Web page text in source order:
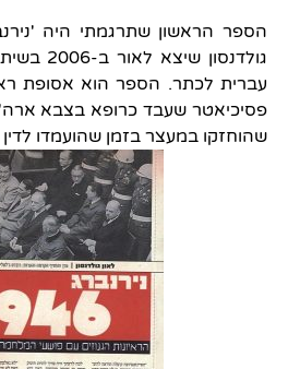
גולדנסון
עברית לכתר. הספר הוא אסופת
פסיכיאטר שעבד כרופא בצבא
שהוחזקו במעצר בזמן שהועמדו